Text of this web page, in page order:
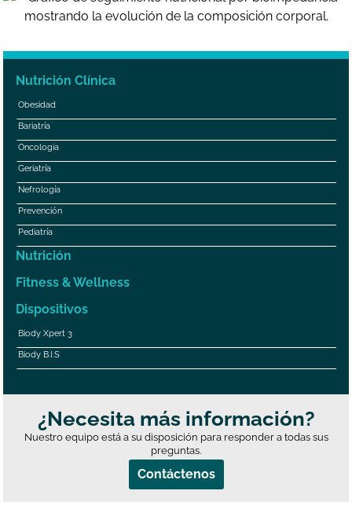
Nutrición Clínica
Obesidad
Bariatría
Oncologia
Geriatría
Nefrología
Prevención
Pediatría
Nutrición
Fitness & Wellness
Dispositivos
Biody Xpert 3
Biody B.I.S
¿Necesita más información?
Nuestro equipo está a su disposición para responder a todas sus
preguntas.
Contáctenos